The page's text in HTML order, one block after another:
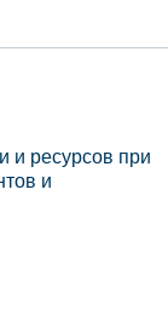
и ресурсов при
и